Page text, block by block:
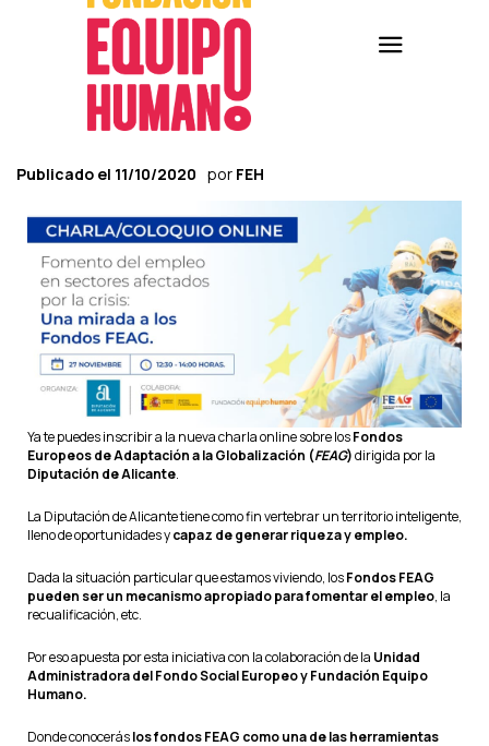
Publicado el 11/10/2020 por FEH
Ya te puedes inscribir a la nueva charla online sobre losFondos
Europeos de Adaptación a la Globalización (FEAG)dirigida por la
Diputación de Alicante.
La Diputación de Alicante tiene como fin vertebrar un territorio inteligente,
lleno de oportunidades ycapaz de generar riqueza y empleo.
Dada la situación particular que estamos viviendo, losFondos FEAG
pueden ser un mecanismo apropiado para fomentar el empleo, la
recualificación, etc.
Por eso apuesta por esta iniciativa con la colaboración de la Unidad
Administradora del Fondo Social EuropeoyFundación Equipo
Humano.
Donde conoceráslos fondos FEAG como una de las herramientas